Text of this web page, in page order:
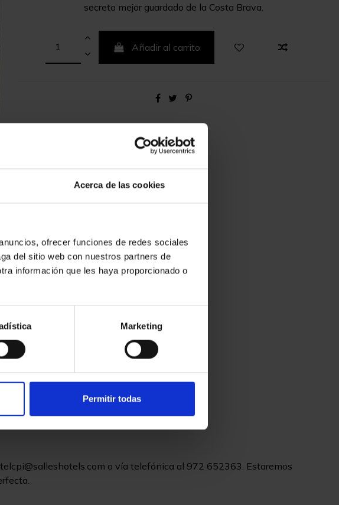
Acerca de las cookies
ofrecer funciones de redes sociales
del sitio web con nuestros partners de
información que les haya proporcionado o
Marketing
Permitir todas
×
add_circle_outline
×
secreto mejor guardado de la Costa Brava.
Añadir al carrito
o vía telefónica al 972 652363. Estaremos